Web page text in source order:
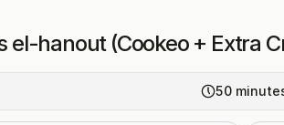
el-hanout (Cookeo + Extra
50